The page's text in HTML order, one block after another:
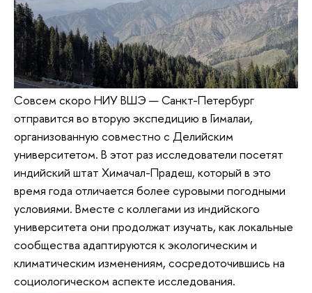
Совсем скоро НИУ ВШЭ — Санкт-Петербург
отправится во вторую экспедицию в Гималаи,
организованную совместно с Делийским
университетом. В этот раз исследователи посетят
индийский штат Химачал-Прадеш, который в это
время года отличается более суровыми погодными
условиями. Вместе с коллегами из индийского
университета они продолжат изучать, как локальные
сообщества адаптируются к экологическим и
климатическим изменениям, сосредоточившись на
социологическом аспекте исследования.